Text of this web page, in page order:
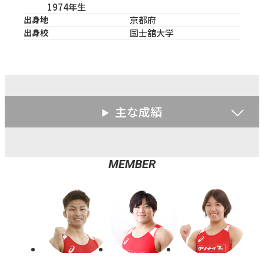
1974年生
出身地 京都府
出身校 国士舘大学
主な成績
MEMBER